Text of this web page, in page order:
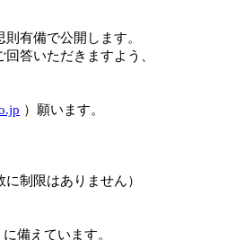
有備で公開します。
答いただきますよう、
）願います。
制限はありません）
備えています。